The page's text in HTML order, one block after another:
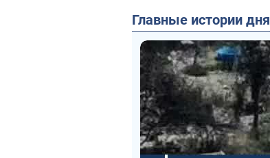
Главные истории дня